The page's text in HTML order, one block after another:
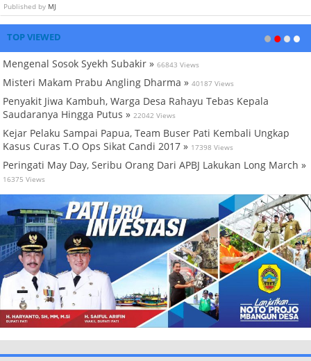
Published by MJ
TOP VIEWED
Mengenal Sosok Syekh Subakir » 66843 Views
Misteri Makam Prabu Angling Dharma » 40187 Views
Penyakit Jiwa Kambuh, Warga Desa Rahayu Tebas Kepala
Saudaranya Hingga Putus » 22042 Views
Kejar Pelaku Sampai Papua, Team Buser Pati Kembali Ungkap
Kasus Curas T.O Ops Sikat Candi 2017 » 17398 Views
Peringati May Day, Seribu Orang Dari APBJ Lakukan Long March »
16375 Views